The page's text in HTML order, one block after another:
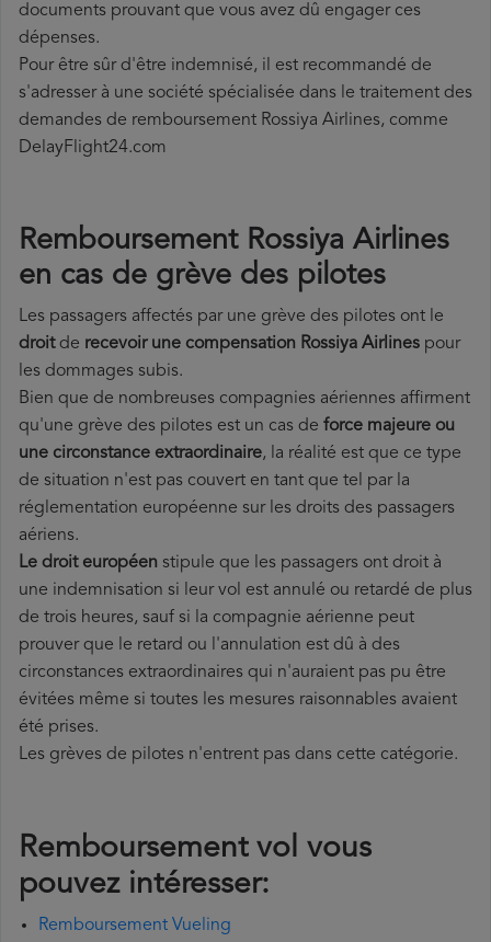
documents prouvant que vous avez dû engager ces
dépenses.
Pour être sûr d'être indemnisé, il est recommandé de
s'adresser à une société spécialisée dans le traitement des
demandes de remboursement Rossiya Airlines, comme
DelayFlight24.com
Remboursement Rossiya Airlines
en cas de grève des pilotes
Les passagers affectés par une grève des pilotes ont le
droitde recevoir une compensation Rossiya Airlines pour
les dommages subis.
Bien que de nombreuses compagnies aériennes affirment
qu'une grève des pilotes est un cas de force majeure ou
une circonstance extraordinaire, la réalité est que ce type
de situation n'est pas couvert en tant que tel par la
réglementation européenne sur les droits des passagers
aériens.
Le droit européen stipule que les passagers ont droit à
une indemnisation si leur vol est annulé ou retardé de plus
de trois heures, sauf si la compagnie aérienne peut
prouver que le retard ou l'annulation est dû à des
circonstances extraordinaires qui n'auraient pas pu être
évitées même si toutes les mesures raisonnables avaient
été prises.
Les grèves de pilotes n'entrent pas dans cette catégorie.
Remboursement vol vous
pouvez intéresser:
Remboursement Vueling